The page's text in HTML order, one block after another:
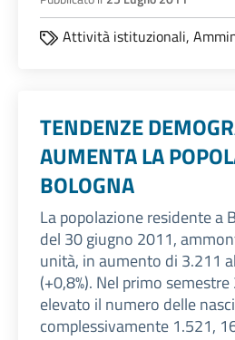
Attività istituzionali,
TENDENZE
AUMENTA LA
BOLOGNA
La popolazione residente a
del 30 giugno 2011,
unità, in aumento di 3.211
(+0,8%). Nel primo
elevato il numero delle
complessivamente 1.521,